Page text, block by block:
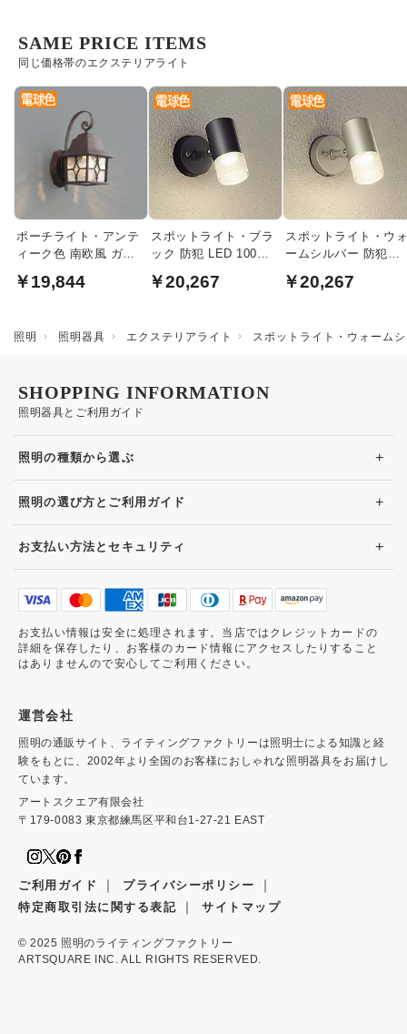
同じ価格帯のエクステリアライト
SAME PRICE ITEMS
ポーチライト・アンテ
ィーク色 南欧風 ガラ
￥19,844
スポットライト・ブラ
ック 防犯 LED 100W
￥20,267
スポットライト・ウ
ームシルバー 防犯
￥20,267
照明 照明器具 エクステリアライト スポットライト・ウォーム
照明器具とご利用ガイド
SHOPPING INFORMATION
照明の種類から選ぶ +
照明の選び方とご利用ガイド +
お支払い方法とセキュリティ +
お支払い情報は安全に処理されます。当店ではクレジットカードの
詳細を保存したり、お客様のカード情報にアクセスしたりすること
はありませんので安心してご利用ください。
運営会社
照明の通販サイト、ライティングファクトリーは照明士による知識と経
験をもとに、2002年より全国のお客様におしゃれな照明器具をお届けし
ています。
アートスクエア有限会社
〒179-0083 東京都練馬区平和台1-27-21 EAST
ご利用ガイド ｜ プライバシーポリシー ｜
特定商取引法に関する表記 ｜ サイトマップ
© 2025 照明のライティングファクトリー
ARTSQUARE INC. ALL RIGHTS RESERVED.